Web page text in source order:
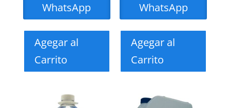
WhatsApp
Agegar al
Carrito
WhatsApp
Agegar al
Carrito